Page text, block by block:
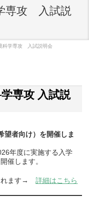
専攻 入試説
科学専攻 入試説明会
専攻 入試説
望者向け）を開催しま
年度に実施する入学
開催します。
れます→詳細はこちら